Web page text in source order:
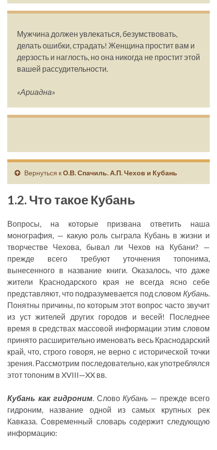
Мужчина должен увлекаться, безумствовать,
делать ошибки, страдать! Женщина простит вам и
дерзость и наглость, но она никогда не простит этой
вашей рассудительности.
«Ариадна»
Вернуться кО.В. Спачиль. А.П. Чехов и Кубань
1.2. Что такое Кубань
Вопросы, на которые призвана ответить наша
монография, — какую роль сыграла Кубань в жизни и
творчестве Чехова, бывал ли Чехов на Кубани? —
прежде всего требуют уточнения топонима,
вынесенного в название книги. Оказалось, что даже
жители Краснодарского края не всегда ясно себе
представляют, что подразумевается под словом Кубань.
Понятны причины, по которым этот вопрос часто звучит
из уст жителей других городов и весей! Последнее
время в средствах массовой информации этим словом
принято расширительно именовать весь Краснодарский
край, что, строго говоря, не верно с исторической точки
зрения. Рассмотрим последовательно, как употреблялся
этот топоним в XVIII—XX вв.
Кубань как гидроним. СловоКубань — прежде всего
гидроним, название одной из самых крупных рек
Кавказа. Современный словарь содержит следующую
информацию: